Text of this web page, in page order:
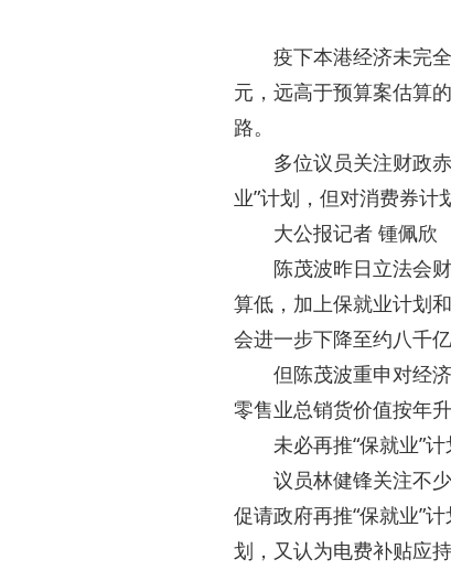
疫下本港经济未完全
元，远高于预算案估算
路。
多位议员关注财政赤
业”计划，但对消费券计
大公报记者 锺佩欣
陈茂波昨日立法会财
算低，加上保就业计划
会进一步下降至约八千
但陈茂波重申对经济
零售业总销货价值按年
未必再推“保就业”计
议员林健锋关注不少
促请政府再推“保就业”
划，又认为电费补贴应持